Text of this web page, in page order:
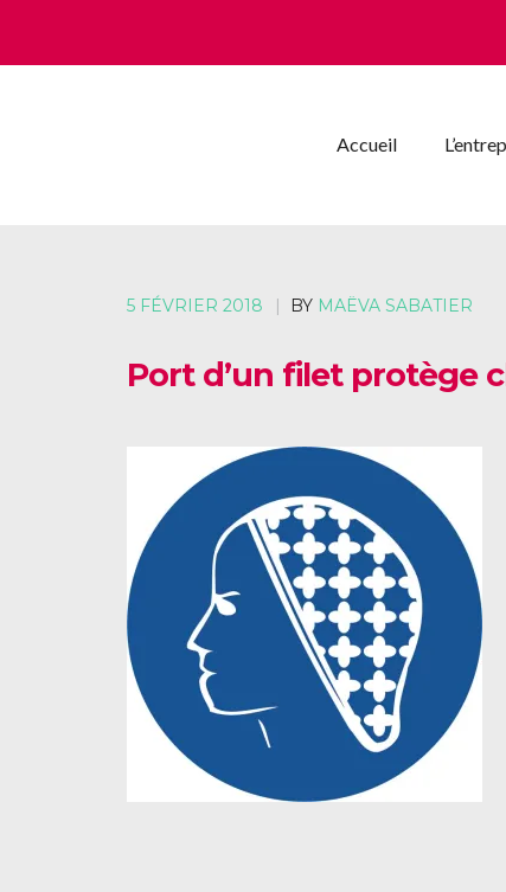
Accueil
5 FÉVRIER 2018 | BY MAËVA SABATIER
Port d’un filet protège